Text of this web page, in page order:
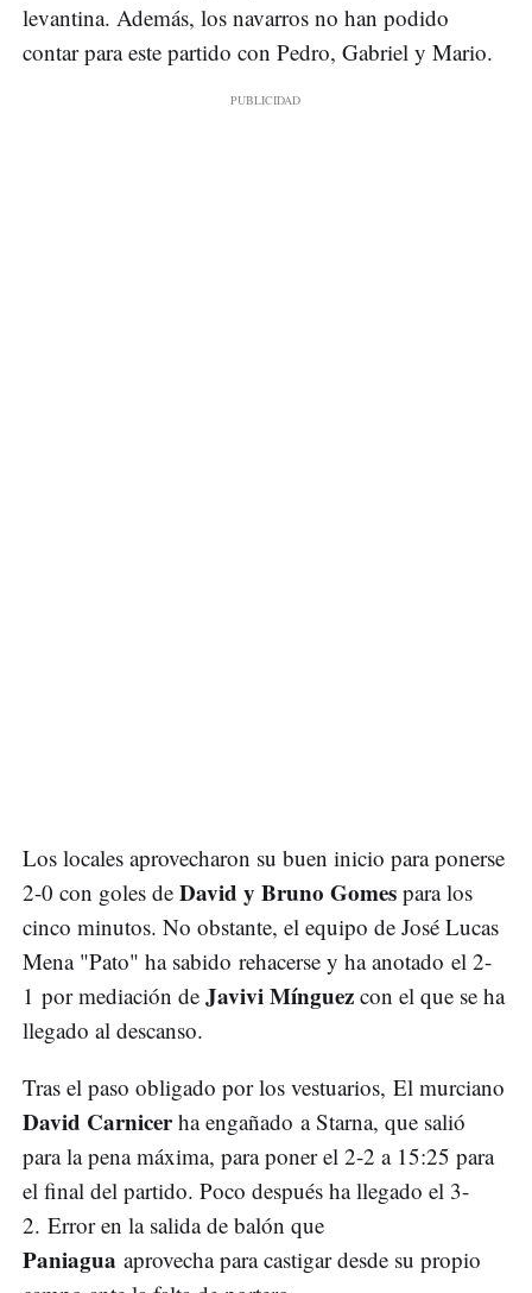
levantina. Además, los navarros no han podido
contar para este partido con Pedro, Gabriel y Mario.
Los locales aprovecharon su buen inicio para ponerse
2-0 con goles de David y Bruno Gomes para los
cinco minutos. No obstante, el equipo de José Lucas
Mena "Pato" ha sabido rehacerse y ha anotado el 2-
1 por mediación de Javivi Mínguez con el que se ha
llegado al descanso.
Tras el paso obligado por los vestuarios, El murciano
David Carnicerha engañado a Starna, que salió
para la pena máxima, para poner el 2-2 a 15:25 para
el final del partido. Poco después ha llegado el 3-
2. Error en la salida de balón que
Paniagua aprovecha para castigar desde su propio